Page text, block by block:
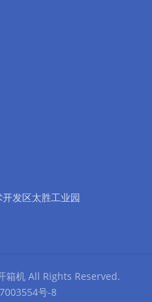
发区太胜工业园
箱机All Rights Reserved.
号-8